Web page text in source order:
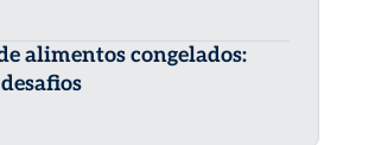
alimentos congelados: